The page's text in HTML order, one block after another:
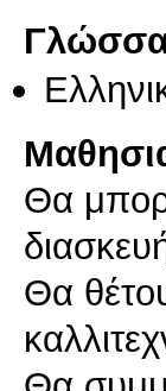
Γλώσσα
Θα
Θα